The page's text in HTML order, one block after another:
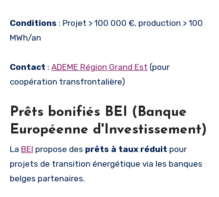
Conditions : Projet > 100 000 €, production > 100
MWh/an
Contact : ADEME Région Grand Est (pour
coopération transfrontalière)
Prêts bonifiés BEI (Banque
Européenne d'Investissement)
La BEI propose des prêts à taux réduit pour
projets de transition énergétique via les banques
belges partenaires.